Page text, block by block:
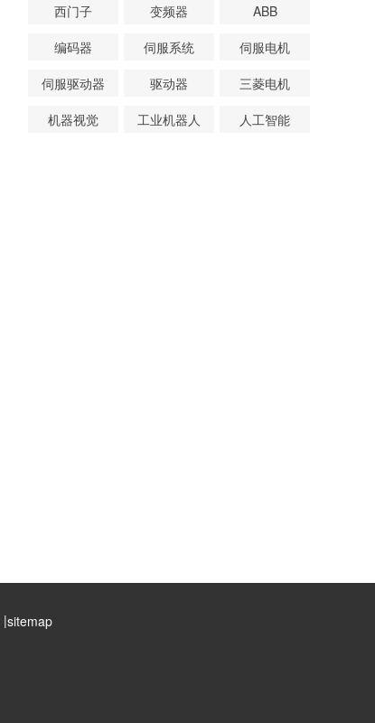
西门子
变频器
ABB
编码器
伺服系统
伺服电机
伺服驱动器
驱动器
三菱电机
机器视觉
工业机器人 人工智能
|sitemap